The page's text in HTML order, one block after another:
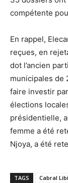
compétente
En rappel,
reçues, en
dot l’ancien
municipales de
faire investir
élections
présidentielle,
femme a été
Njoya, a été
TAGS Cabral